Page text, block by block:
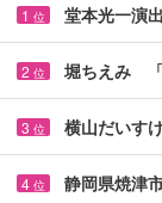
1 位 堂本光一演
2 位 堀ちえみ 「
3 位 横山だいす
4 位 静岡県焼津